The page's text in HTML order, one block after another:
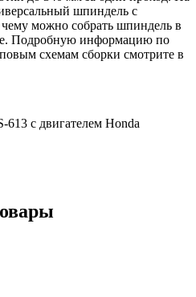
шпиндель с
можно собрать шпиндель в
Подробную информацию по
схемам сборки смотрите в
c двигателем Honda